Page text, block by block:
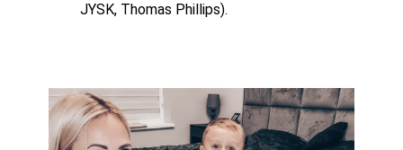
JYSK, Thomas Phillips).